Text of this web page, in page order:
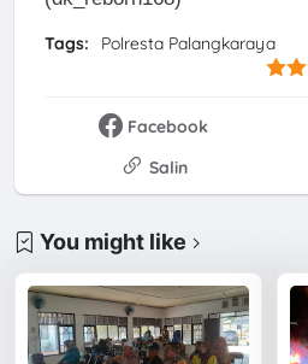
Tags:
Polresta Palangkaraya
Facebook
Salin
You might like